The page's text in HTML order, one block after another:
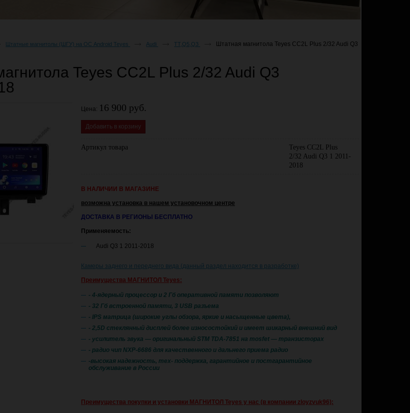
Штатные магнитолы (ШГУ) на ОС Android Teyes Audi TT,Q5,Q3
Штатная магнитола Teyes CC2L Plus 2/32 Audi Q3
Teyes CC2L Plus 2/32 Audi Q3
Цена: 16 900 руб.
Добавить в корзину
Артикул товара
Teyes CC2L Plus
2/32 Audi Q3 1 2011-
2018
В НАЛИЧИИ В МАГАЗИНЕ
возможна установка в нашем установочном центре
ДОСТАВКА В РЕГИОНЫ БЕСПЛАТНО
Применяемость:
Audi Q3 1 2011-2018
Камеры заднего и переднего вида (данный раздел находится в разработке)
Преимущества МАГНИТОЛ Teyes:
- 4-ядерный процессор и 2 Гб оперативной памяти позволяют
- 32 Гб встроенной памяти, 3 USB разъема
- IPS матрица (широкие углы обзора, яркие и насыщенные цвета),
- 2,5D стеклянный дисплей более износостойкий и имеет шикарный внешний вид
- усилитель звука — оригинальный STM TDA-7851 на mosfet — транзисторах
- радио чип NXP-6686 для качественного и дальнего приема радио
​-высокая надежность, тех- поддержка, гарантийное и постгарантийное
обслуживание в России
Преимущества покупки и установки МАГНИТОЛ Teyes у нас (в компании zloyzvuk96):